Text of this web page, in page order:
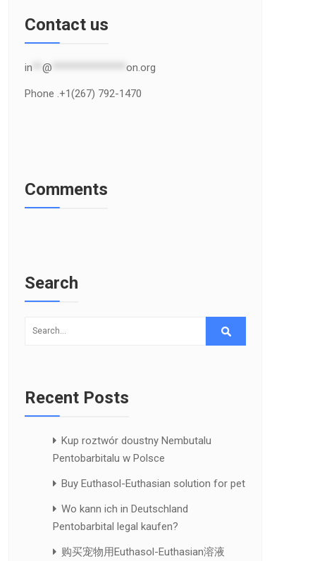
Contact us
in @ on.org
Phone .+1(267) 792-1470
Comments
Search
Recent Posts
Kup roztwór doustny Nembutalu
Pentobarbitalu w Polsce
Buy Euthasol-Euthasian solution for pet
Wo kann ich in Deutschland
Pentobarbital legal kaufen?
购买宠物用Euthasol-Euthasian溶液